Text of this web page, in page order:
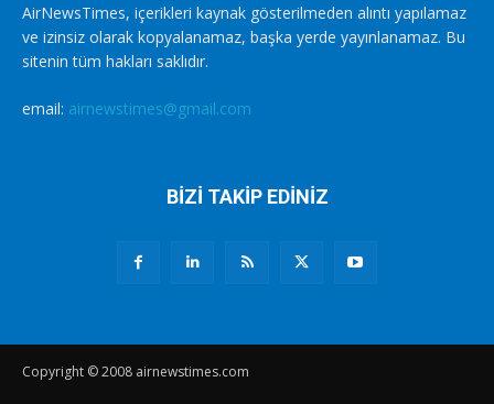
AirNewsTimes, içerikleri kaynak gösterilmeden alıntı yapılamaz
ve izinsiz olarak kopyalanamaz, başka yerde yayınlanamaz. Bu
sitenin tüm hakları saklıdır.
email: airnewstimes@gmail.com
BİZİ TAKİP EDİNİZ
Copyright © 2008 airnewstimes.com